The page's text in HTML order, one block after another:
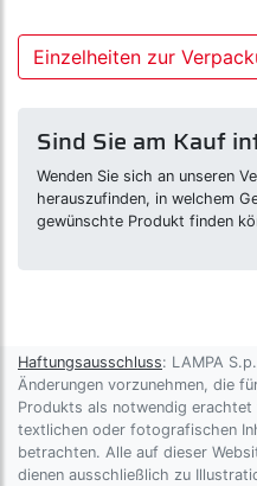
Einzelheiten zur
Sind Sie am Kauf
Wenden Sie sich an unseren
herauszufinden, in welchem
gewünschte Produkt finden
Haftungsausschluss: LAMPA
Änderungen vorzunehmen, die
Produkts als notwendig erachtet
textlichen oder fotografischen
betrachten. Alle auf dieser
dienen ausschließlich zu